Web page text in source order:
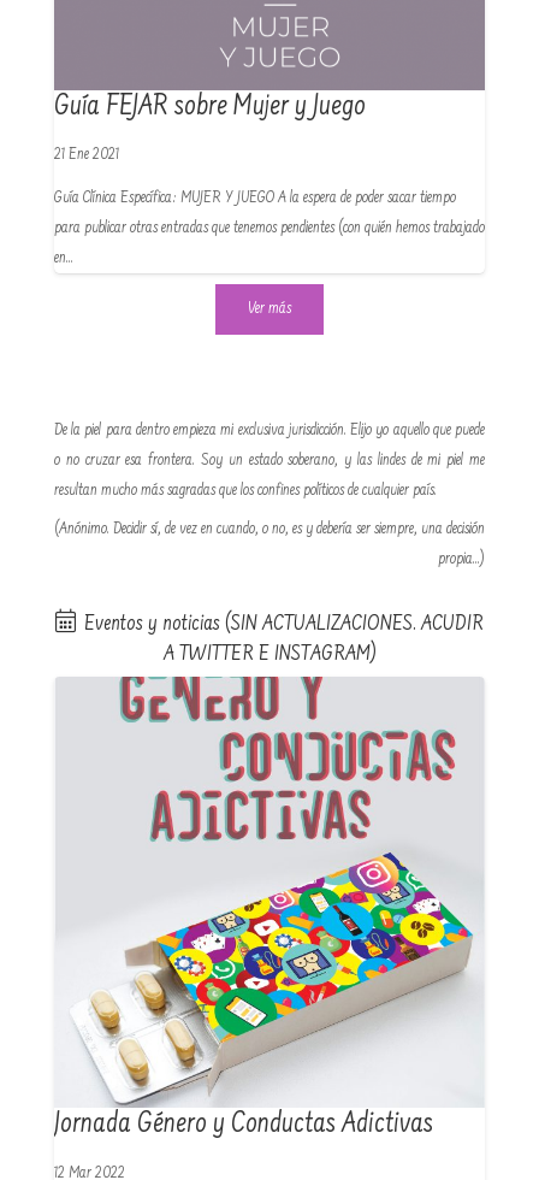
Guía FEJAR sobre Mujer y Juego
21 Ene 2021
Guía Clínica Específica: MUJER Y JUEGO A la espera de poder sacar tiempo
para publicar otras entradas que tenemos pendientes (con quién hemos trabajado
en…
Ver más
De la piel para dentro empieza mi exclusiva jurisdicción. Elijo yo aquello que puede
o no cruzar esa frontera. Soy un estado soberano, y las lindes de mi piel me
resultan mucho más sagradas que los confines políticos de cualquier país.
(Anónimo. Decidir sí, de vez en cuando, o no, es y debería ser siempre, una decisión
propia…)
Eventos y noticias (SIN ACTUALIZACIONES. ACUDIR
A TWITTER E INSTAGRAM)
Jornada Género y Conductas Adictivas
12 Mar 2022